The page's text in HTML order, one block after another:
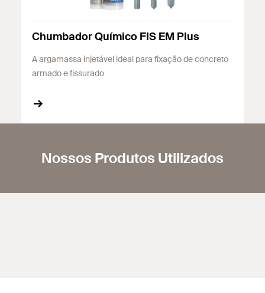
Chumbador Químico FIS EM Plus
A argamassa injetável ideal para fixação de concreto
armado e fissurado
Nossos Produtos Utilizados